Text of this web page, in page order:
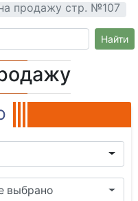
продажу стр. №107
Найти
выбрано